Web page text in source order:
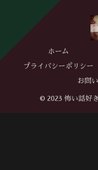
ホーム
プライバシーポリシー
お問
© 2023 怖い話好